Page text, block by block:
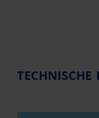
TECHNISCHE